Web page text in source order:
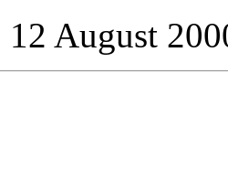
12 August